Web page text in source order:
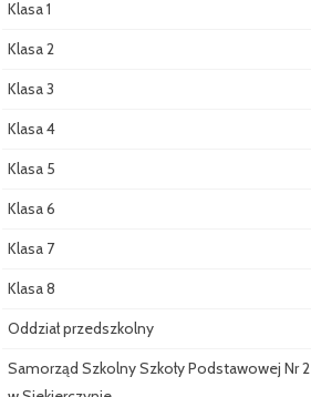
Klasa 1
Klasa 2
Klasa 3
Klasa 4
Klasa 5
Klasa 6
Klasa 7
Klasa 8
Oddział przedszkolny
Samorząd Szkolny Szkoły Podstawowej Nr 2